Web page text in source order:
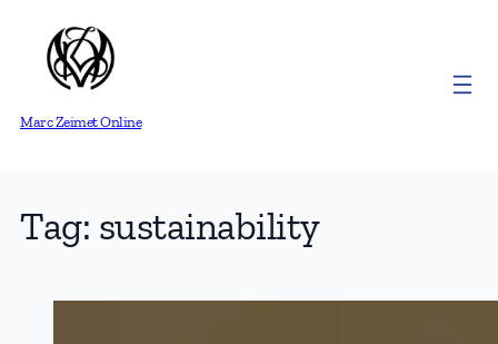
content
Marc Zeimet Online
Tag: sustainability